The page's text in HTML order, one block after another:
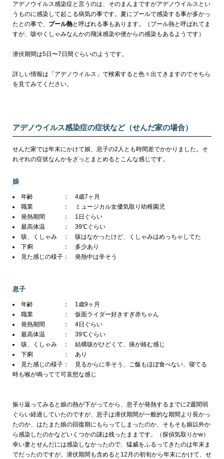
アデノウイルス感染症と言うのは、そのまんまですがアデノウイルスとい
うものに感染して起こる病気の事です。夏にプールで感染する事が多かっ
たとの事で、 プール熱と呼ばれる事もあります。
（プール熱と呼ばれてま
すが、咳やくしゃみなんかの飛沫感染や便からの感染もあるようです）
潜伏期間は5日〜7日間ぐらいのようです。
詳しい情報は「アデノウイルス」で検索すると色々出てきますのでそちら
を見てみてください。
アデノウイルス感染症の症状など（せんだ家の場合）
せんだ家では年末にかけて娘、息子の2人とも時間差でかかりました。そ
れぞれの症状なんかをざっとまとめるとこんな感じです。
娘
年齢 ： 4歳7ヶ月
職業 ： ミュージカル女優気取り幼稚園児
発熱期間 ： 1日ぐらい
最高体温 ： 39℃ぐらい
咳、くしゃみ ： 咳はなかったけど、くしゃみはめっちゃしてた
下痢 ： 多少あり
見た感じの様子： 発熱中は辛そう
息子
年齢 ： 1歳9ヶ月
職業 ： 仮面ライダー好きすぎ赤ちゃん
発熱期間 ： 4日ぐらい
最高体温 ： 39℃ぐらい
咳、くしゃみ ： 結構咳がひどくて、痰が絡む感じ
下痢 ： あり
見た感じの様子： 見るからに辛そう、ご飯もほぼ食べない、寝てる
時も喉が鳴ってて可哀想な感じ
振り返ってみると娘の熱が下がってから、息子が発熱するまでに2週間弱
ぐらい経過していたのですが、息子は潜伏期間が一般的な期間より長かっ
たのか、はたまた娘の回復期にもらってしまったのか、そもそも娘以外か
ら感染したのかなどいくつかの謎は残ったままです。（探偵気取りかw）
幸い妻とせんだには感染しなかったので、猛威をふるってきたのは年末ま
でだったのですが、潜伏期間も含めると12月の初旬から年末にかけて、せ